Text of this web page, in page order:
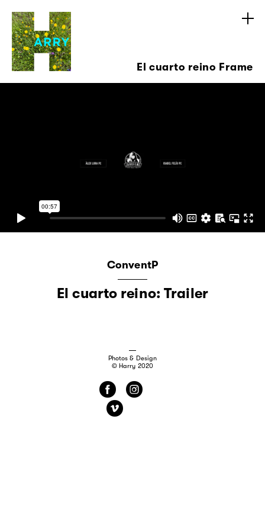
El cuarto reino Frame
ConventP
El cuarto reino: Trailer
Photos & Design
© Harry 2020
f
i
v